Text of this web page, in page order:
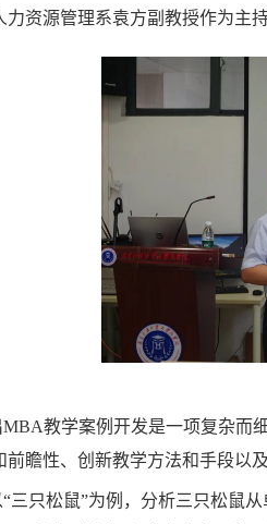
资源管理系袁方副教授作为主
教学案例开发是一项复杂而
瞻性、创新教学方法和手段以
三只松鼠”为例，分析三只松鼠